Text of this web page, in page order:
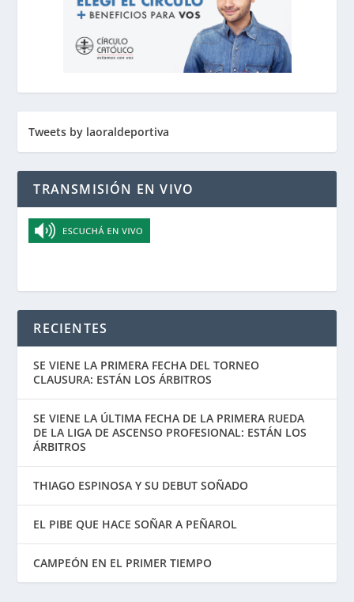
Tweets by laoraldeportiva
TRANSMISIÓN EN VIVO
RECIENTES
SE VIENE LA PRIMERA FECHA DEL TORNEO
CLAUSURA: ESTÁN LOS ÁRBITROS
SE VIENE LA ÚLTIMA FECHA DE LA PRIMERA RUEDA
DE LA LIGA DE ASCENSO PROFESIONAL: ESTÁN LOS
ÁRBITROS
THIAGO ESPINOSA Y SU DEBUT SOÑADO
EL PIBE QUE HACE SOÑAR A PEÑAROL
CAMPEÓN EN EL PRIMER TIEMPO